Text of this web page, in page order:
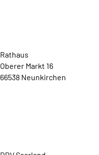
Rathaus
Oberer Markt 16
66538 Neunkirchen